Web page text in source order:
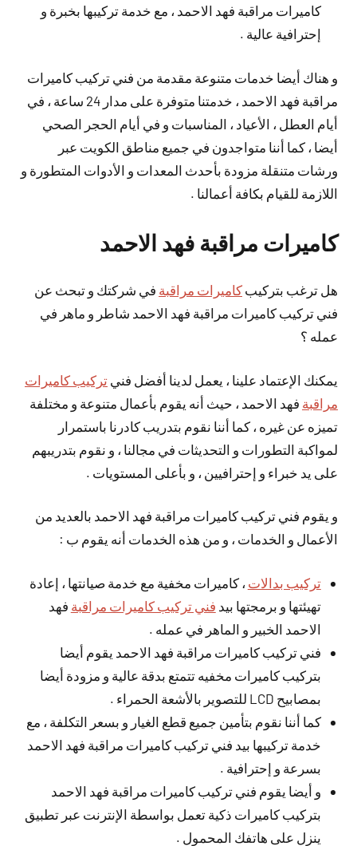
كاميرات مراقبة فهد الاحمد ، مع خدمة تركيبها بخبرة و
إحترافية عالية .
و هناك أيضا خدمات متنوعة مقدمة من فني تركيب كاميرات
مراقبة فهد الاحمد ، خدمتنا متوفرة على مدار 24 ساعة ، في
أيام العطل ، الأعياد ، المناسبات و في أيام الحجر الصحي
أيضا ، كما أننا متواجدون في جميع مناطق الكويت عبر
ورشات متنقلة مزودة بأحدث المعدات و الأدوات المتطورة و
اللازمة للقيام بكافة أعمالنا .
كاميرات مراقبة فهد الاحمد
هل ترغب بتركيب كاميرات مراقبة في شركتك و تبحث عن
فني تركيب كاميرات مراقبة فهد الاحمد شاطر و ماهر في
عمله ؟
يمكنك الإعتماد علينا ، يعمل لدينا أفضل فني تركيب كاميرات
مراقبة فهد الاحمد ، حيث أنه يقوم بأعمال متنوعة و مختلفة
تميزه عن غيره ، كما أننا نقوم بتدريب كادرنا باستمرار
لمواكبة التطورات و التحديثات في مجالنا ، و نقوم بتدريبهم
على يد خبراء و إحترافيين ، و بأعلى المستويات .
و يقوم فني تركيب كاميرات مراقبة فهد الاحمد بالعديد من
الأعمال و الخدمات ، و من هذه الخدمات أنه يقوم ب :
تركيب بدالات ، كاميرات مخفية مع خدمة صيانتها ، إعادة
تهيئتها و برمجتها بيد فني تركيب كاميرات مراقبة فهد
الاحمد الخبير و الماهر في عمله .
فني تركيب كاميرات مراقبة فهد الاحمد يقوم أيضا
بتركيب كاميرات مخفيه تتمتع بدقة عالية و مزودة أيضا
بمصابيح LCD للتصوير بالأشعة الحمراء .
كما أننا نقوم بتأمين جميع قطع الغيار و بسعر التكلفة ، مع
خدمة تركيبها بيد فني تركيب كاميرات مراقبة فهد الاحمد
بسرعة و إحترافية .
و أيضا يقوم فني تركيب كاميرات مراقبة فهد الاحمد
بتركيب كاميرات ذكية تعمل بواسطة الإنترنت عبر تطبيق
ينزل على هاتفك المحمول .